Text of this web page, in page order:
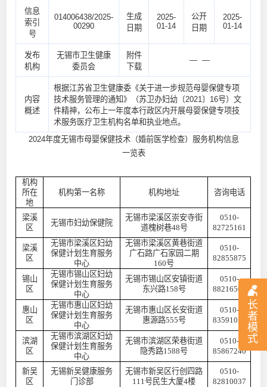
长
者
模
式
信息
索引
号
014006438/2025-
00290
生成
日期
2025-
01-14
公开
日期
2025-
01-14
发布
机构
无锡市卫生健康
委员会
附件
下载
— —
内容
概述
根据江苏省卫生健康委《关于进一步规范母婴保健专项
技术服务管理的通知》（苏卫办妇幼〔2021〕16号）文
件精神，公布上一年度本行政区内开展母婴保健专项技
术服务医疗卫生机构名单和执业地点。
2024年度无锡市母婴保健技术（婚前医学检查）服务机构信息
一览表
机构
所在
地
机构第一名称 机构地址 咨询电话
梁溪
区
无锡市妇幼保健院
无锡市梁溪区崇安寺街
道槐树巷48号
0510-
82725161
梁溪
区
无锡市梁溪区妇幼
保健计划生育服务
中心
无锡市梁溪区黄巷街道
广石路广石家园二期
160号
0510-
82855875
锡山
区
无锡市锡山区妇幼
保健计划生育服务
中心
无锡市锡山区安镇街道
东兴路158号
0510-
88216503
惠山
区
无锡市惠山区妇幼
保健计划生育服务
中心
无锡市惠山区长安街道
惠源路555号
0510-
83591050
滨湖
区
无锡市滨湖区妇幼
保健计划生育服务
中心
无锡市滨湖区荣巷街道
隐秀路1588号
0510-
85867240
新吴
区
无锡新吴健康服务
门诊部
无锡市新吴区行创四路
111号民生大厦4楼
0510-
82810037